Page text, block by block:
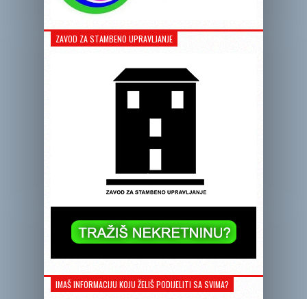
ZAVOD ZA STAMBENO UPRAVLJANJE
IMAŠ INFORMACIJU KOJU ŽELIŠ PODIJELITI SA SVIMA?